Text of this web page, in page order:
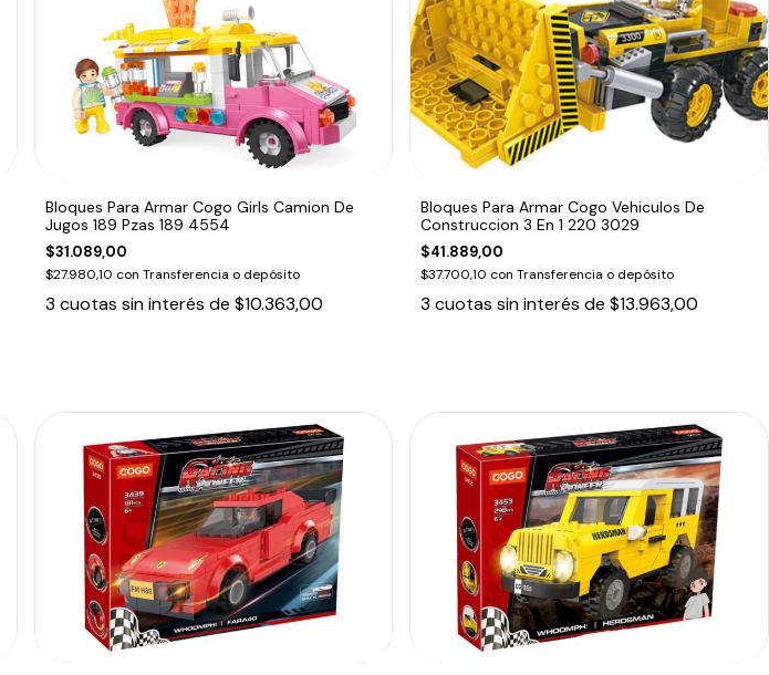
Bloques Para Armar Cogo Girls Camion De
Jugos 189 Pzas 189 4554
$31.089,00
$27.980,10 con Transferencia o depósito
3 cuotas sin interés de $10.363,00
Bloques Para Armar Cogo Vehiculos De
Construccion 3 En 1 220 3029
$41.889,00
$37.700,10 con Transferencia o depósito
3 cuotas sin interés de$13.963,00